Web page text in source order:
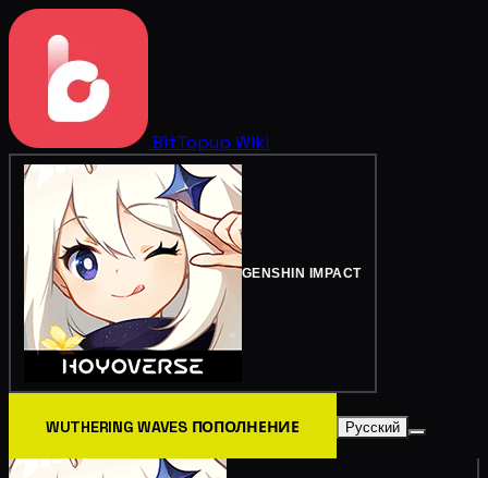
BitTopup Wiki
GENSHIN IMPACT
WUTHERING WAVES ПОПОЛНЕНИЕ Русский